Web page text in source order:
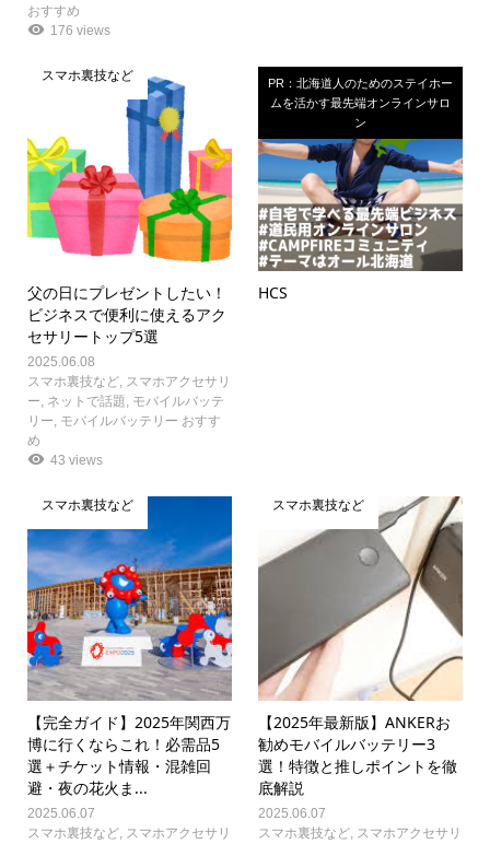
おすすめ
176 views
スマホ裏技など
父の日にプレゼントしたい！
ビジネスで便利に使えるアク
セサリートップ5選
2025.06.08
スマホ裏技など, スマホアクセサリ
ー, ネットで話題, モバイルバッテ
リー, モバイルバッテリー おすす
め
43 views
PR：北海道人のためのステイホー
ムを活かす最先端オンラインサロ
ン
HCS
スマホ裏技など
【完全ガイド】2025年関西万
博に行くならこれ！必需品5
選＋チケット情報・混雑回
避・夜の花火ま...
2025.06.07
スマホ裏技など, スマホアクセサリ
スマホ裏技など
【2025年最新版】ANKERお
勧めモバイルバッテリー3
選！特徴と推しポイントを徹
底解説
2025.06.07
スマホ裏技など スマホアクセサリ